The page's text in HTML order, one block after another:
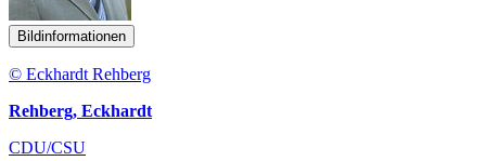
Bildinformationen
© Eckhardt Rehberg
Rehberg, Eckhardt
CDU/CSU